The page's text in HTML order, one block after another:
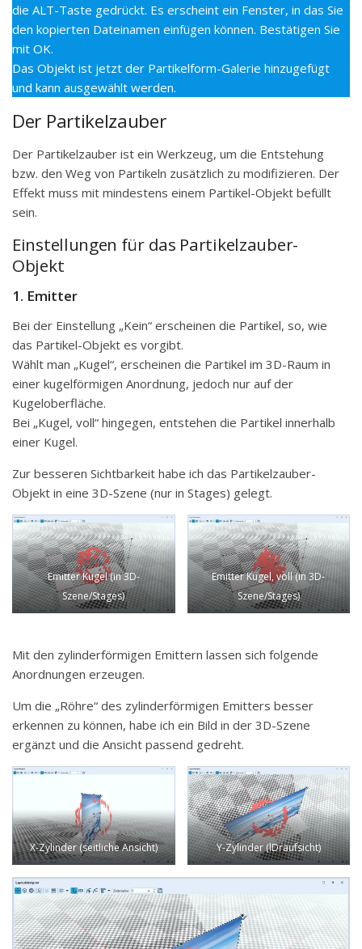
die ALT-Taste gedrückt. Es erscheint ein Fenster, in das Sie
den kopierten Dateinamen einfügen können. Bestätigen Sie
mit OK.
Das Objekt ist jetzt der Partikelform-Galerie hinzugefügt
und kann ausgewählt werden.
Der Partikelzauber
Der Partikelzauber ist ein Werkzeug, um die Entstehung
bzw. den Weg von Partikeln zusätzlich zu modifizieren. Der
Effekt muss mit mindestens einem Partikel-Objekt befüllt
sein.
Einstellungen für das Partikelzauber-
Objekt
1. Emitter
Bei der Einstellung „Kein“ erscheinen die Partikel, so, wie
das Partikel-Objekt es vorgibt.
Wählt man „Kugel“, erscheinen die Partikel im 3D-Raum in
einer kugelförmigen Anordnung, jedoch nur auf der
Kugeloberfläche.
Bei „Kugel, voll“ hingegen, entstehen die Partikel innerhalb
einer Kugel.
Zur besseren Sichtbarkeit habe ich das Partikelzauber-
Objekt in eine 3D-Szene (nur in Stages) gelegt.
Emitter Kugel (in 3D-
Szene/Stages)
Emitter Kugel, voll (in 3D-
Szene/Stages)
Mit den zylinderförmigen Emittern lassen sich folgende
Anordnungen erzeugen.
Um die „Röhre“ des zylinderförmigen Emitters besser
erkennen zu können, habe ich ein Bild in der 3D-Szene
ergänzt und die Ansicht passend gedreht.
X-Zylinder (seitliche Ansicht) Y-Zylinder (lDraufsicht)